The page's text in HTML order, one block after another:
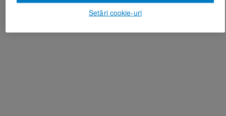
Setări cookie-uri